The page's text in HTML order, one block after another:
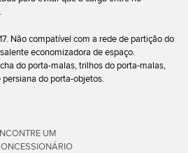
Não compatível com a rede de partição do
economizadora de espaço.
do porta-malas, trilhos do porta-malas,
do porta-objetos.
UM